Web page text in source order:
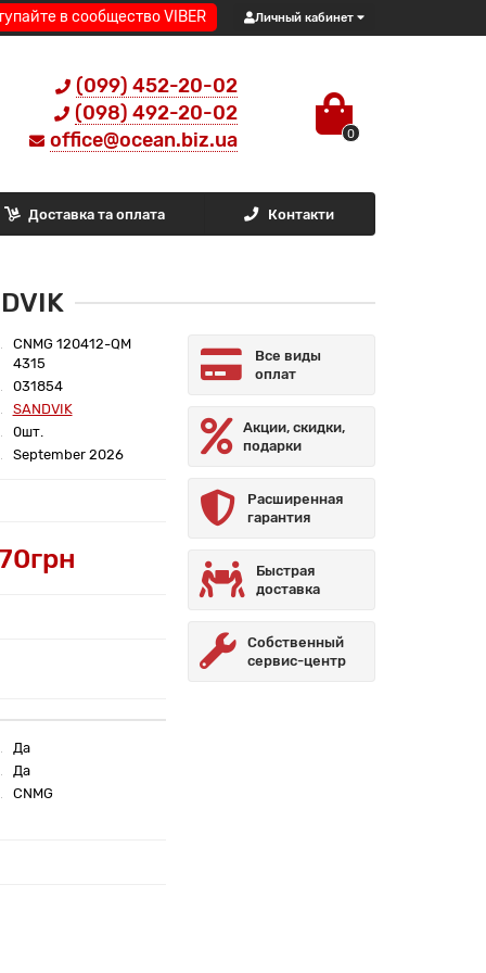
в сообщество VIBER Личный кабинет
(099) 452-20-02
(098) 492-20-02
office@ocean.biz.ua
0
Доставка та оплата Контакти
CNMG 120412-QM
4315
031854
SANDVIK
0шт.
September 2026
Да
Да
CNMG
Все виды
оплат
Акции, скидки,
подарки
Расширенная
гарантия
Быстрая
доставка
Собственный
сервис-центр